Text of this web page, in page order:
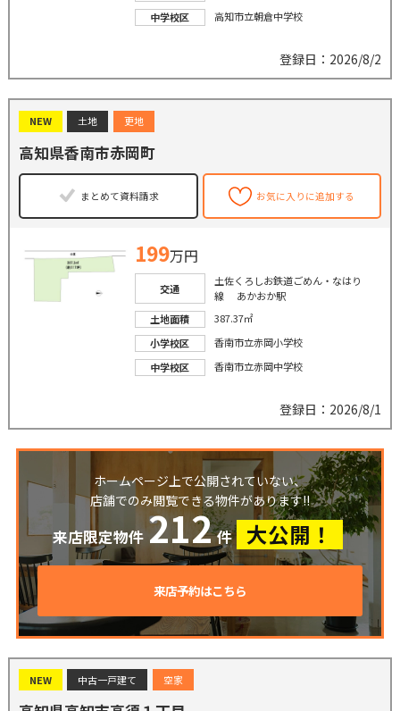
中学校区
高知市立朝倉中学校
登録日：2026/8/2
NEW 土地 更地
高知県香南市赤岡町
まとめて資料請求 お気に入りに追加する
199万円
交通
土佐くろしお鉄道ごめん・なはり
線 あかおか駅
土地面積
387.37㎡
小学校区
香南市立赤岡小学校
中学校区
香南市立赤岡中学校
登録日：2026/8/1
ホームページ上で公開されていない、
店舗でのみ閲覧できる物件があります!!
来店限定物件 212 件 大公開！
来店予約はこちら
NEW 中古一戸建て 空家